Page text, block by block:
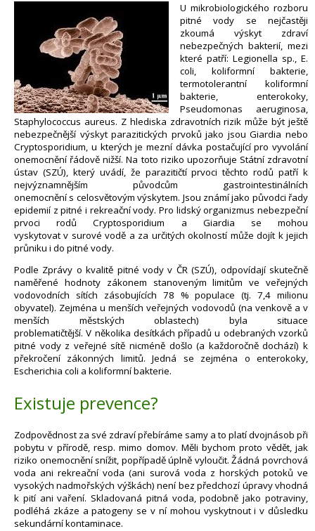
U mikrobiologického rozboru
pitné vody se nejčastěji
zkoumá výskyt zdraví
nebezpečných bakterií, mezi
které patří: Legionella sp., E.
coli, koliformní bakterie,
termotolerantní koliformní
bakterie, enterokoky,
Pseudomonas aeruginosa,
Staphylococcus aureus. Z hlediska zdravotních rizik může být ještě
nebezpečnější výskyt parazitických prvoků jako jsou Giardia nebo
Cryptosporidium, u kterých je mezní dávka postačující pro vyvolání
onemocnění řádově nižší. Na toto riziko upozorňuje Státní zdravotní
ústav (SZÚ), který uvádí, že parazitičtí prvoci těchto rodů patří k
nejvýznamnějším původcům gastrointestinálních
onemocnění s celosvětovým výskytem. Jsou známí jako původci řady
epidemií z pitné i rekreační vody. Pro lidský organizmus nebezpeční
prvoci rodů Cryptosporidium a Giardia se mohou
vyskytovat v surové vodě a za určitých okolností může dojít k jejich
průniku i do pitné vody.
Podle Zprávy o kvalitě pitné vody v ČR (SZÚ), odpovídají skutečně
naměřené hodnoty zákonem stanoveným limitům ve veřejných
vodovodních sítích zásobujících 78 % populace (tj. 7,4 milionu
obyvatel). Zejména u menších veřejných vodovodů (na venkově a v
menších městských oblastech) byla situace
problematičtější. V několika desítkách případů u odebraných vzorků
pitné vody z veřejné sítě nicméně došlo (a každoročně dochází) k
překročení zákonných limitů. Jedná se zejména o enterokoky,
Escherichia coli a koliformní bakterie.
Existuje prevence?
Zodpovědnost za své zdraví přebíráme samy a to platí dvojnásob při
pobytu v přírodě, resp. mimo domov. Měli bychom proto vědět, jak
riziko onemocnění snížit, popřípadě úplně vyloučit. Žádná povrchová
voda ani rekreační voda (ani surová voda z horských potoků ve
vysokých nadmořských výškách) není bez předchozí úpravy vhodná
k pití ani vaření. Skladovaná pitná voda, podobně jako potraviny,
podléhá zkáze a patogeny se v ní mohou vyskytnout i v důsledku
sekundární kontaminace.